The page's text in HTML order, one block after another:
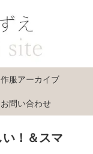
作服アーカイブ
お問い合わせ
！＆スマ